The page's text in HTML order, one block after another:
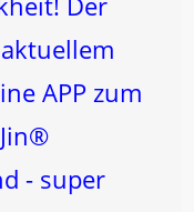
aktuellem
APP zum
- super